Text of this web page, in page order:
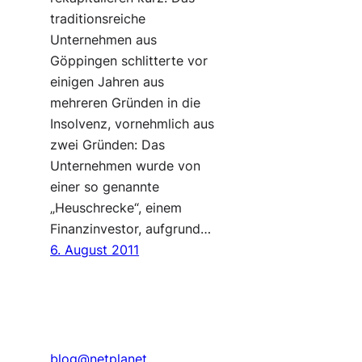
traditionsreiche
Unternehmen aus
Göppingen schlitterte vor
einigen Jahren aus
mehreren Gründen in die
Insolvenz, vornehmlich aus
zwei Gründen: Das
Unternehmen wurde von
einer so genannte
„Heuschrecke“, einem
Finanzinvestor, aufgrund…
6. August 2011